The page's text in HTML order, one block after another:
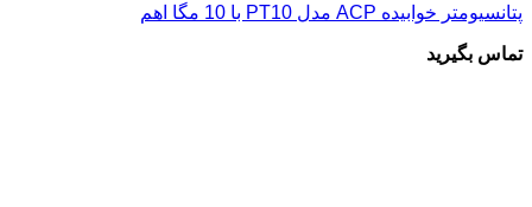
پتانسیومتر خوابیده ACP مدل PT10 با 10 مگا اهم
تماس بگیرید